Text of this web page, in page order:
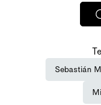
Sebastián